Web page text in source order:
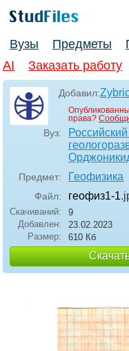
Вузы Предметы
AI
Заказать работу
Добавил:
права?
Вуз:
Предмет: Геофизика
Файл: геофиз1-1
Скачиваний:
9
Добавлен:
23.02.2023
Размер:
610 Кб